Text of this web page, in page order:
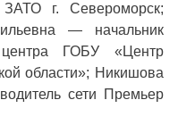
ЗАТО г. Североморск;
— начальник
центра ГОБУ «Центр
области»; Никишова
сети Премьер